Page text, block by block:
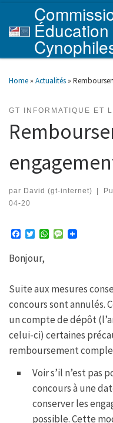
Skip to content
Home » Actualités »
GT INFORMATIQUE ET
par David (gt-internet)
04-20
e
o
k
T
t
r
W
p
p
M
e
Bonjour,
Suite aux mesures
concours sont annulés.
un compte de dépôt
celui-ci) certaines
remboursement
Voir s’il n’est pas
concours à une
conserver les
possible. Cette